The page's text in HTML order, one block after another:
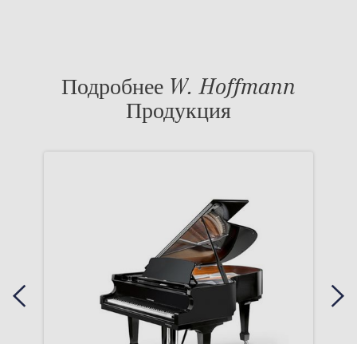
Подробнее W. Hoffmann
Продукция